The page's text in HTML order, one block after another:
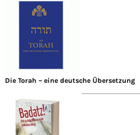
Die Torah – eine deutsche Übersetzung